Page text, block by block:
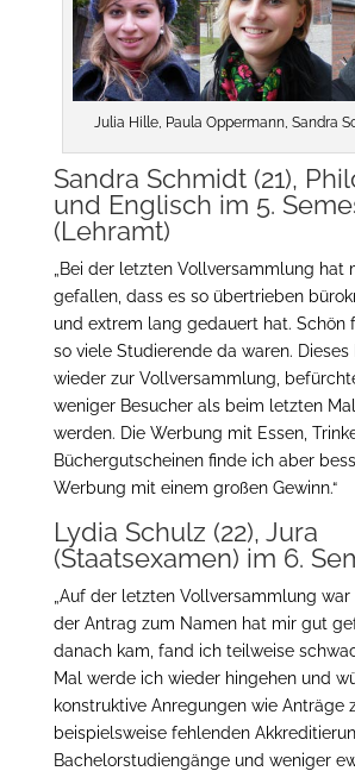
Julia Hille, Paula Oppermann, Sandra
Sandra Schmidt (21),
und Englisch im 5.
(Lehramt)
„Bei der letzten Vollversammlung hat
gefallen, dass es so übertrieben
und extrem lang gedauert hat. Schön
so viele Studierende da waren.
wieder zur Vollversammlung,
weniger Besucher als beim letzten
werden. Die Werbung mit Essen,
Büchergutscheinen finde ich aber
Werbung mit einem großen Gewinn.“
Lydia Schulz (22), Jura
(Staatsexamen) im 6.
„Auf der letzten Vollversammlung
der Antrag zum Namen hat mir gut
danach kam, fand ich teilweise
Mal werde ich wieder hingehen und
konstruktive Anregungen wie Anträge
beispielsweise fehlenden
Bachelorstudiengänge und weniger